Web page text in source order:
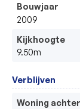
Bouwjaar
2009
Kijkhoogte
9.50m
Verblijven
Woning achter